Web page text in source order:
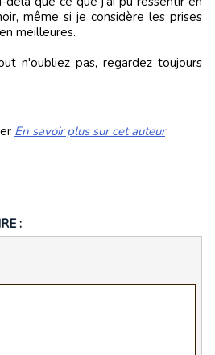
même si je considère les prises
meilleures.
n'oubliez pas, regardez toujours
En savoir plus sur cet auteur
: